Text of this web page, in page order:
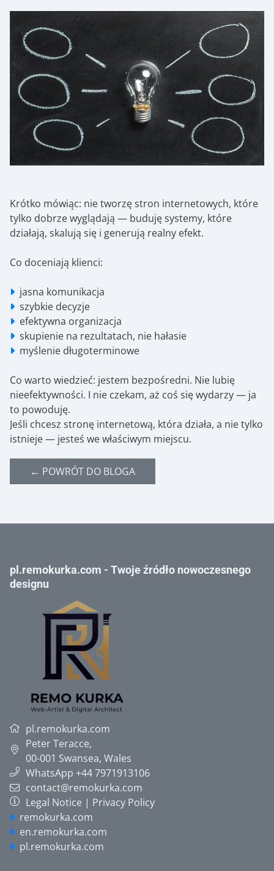
Krótko mówiąc: nie tworzę stron internetowych, które
tylko dobrze wyglądają — buduję systemy, które
działają, skalują się i generują realny efekt.
Co doceniają klienci:
jasna komunikacja
szybkie decyzje
efektywna organizacja
skupienie na rezultatach, nie hałasie
myślenie długoterminowe
Co warto wiedzieć: jestem bezpośredni. Nie lubię
nieefektywności. I nie czekam, aż coś się wydarzy — ja
to powoduję.
Jeśli chcesz stronę internetową, która działa, a nie tylko
istnieje — jesteś we właściwym miejscu.
← POWRÓT DO BLOGA
pl.remokurka.com - Twoje źródło nowoczesnego
designu
pl.remokurka.com
Peter Teracce,
00-001 Swansea, Wales
WhatsApp +44 7971913106
contact@remokurka.com
Legal Notice | Privacy Policy
remokurka.com
en.remokurka.com
pl.remokurka.com